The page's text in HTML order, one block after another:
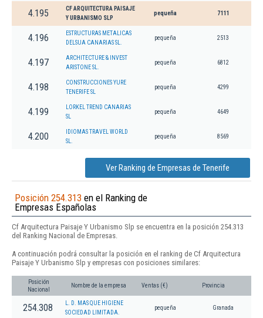
4.195
CF ARQUITECTURA PAISAJE
Y URBANISMO SLP
pequeña 7111
4.196
ESTRUCTURAS METALICAS
DELSUA CANARIAS SL.
pequeña 2513
4.197
ARCHITECTURE & INVEST
ARISTONE SL.
pequeña 6812
4.198
CONSTRUCCIONES YURE
TENERIFE SL
pequeña 4299
4.199
LORKEL TREND CANARIAS
SL
pequeña 4649
4.200
IDIOMAS TRAVEL WORLD
SL.
pequeña 8569
Ver Ranking de Empresas de Tenerife
Posición 254.313 en el Ranking de
Empresas Españolas
Cf Arquitectura Paisaje Y Urbanismo Slp se encuentra en la posición 254.313
del Ranking Nacional de Empresas.
A continuación podrá consultar la posición en el ranking de Cf Arquitectura
Paisaje Y Urbanismo Slp y empresas con posiciones similares:
Posición
Nacional
Nombre de la empresa Ventas (€) Provincia
254.308
L. D. MAS QUE HIGIENE
SOCIEDAD LIMITADA.
pequeña Granada